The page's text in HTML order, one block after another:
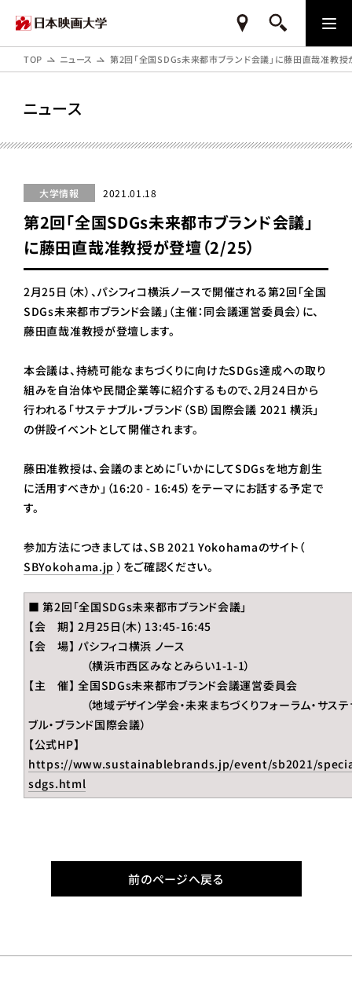
TOP ニュース 第2回「全国SDGs未来都市ブランド会議」に藤田直哉准教授
ニュース
大学情報 2021.01.18
第2回「全国SDGs未来都市ブランド会議」
に藤田直哉准教授が登壇（2/25）
2月25日（木）、パシフィコ横浜ノースで開催される第2回「全国
SDGs未来都市ブランド会議」（主催：同会議運営委員会）に、
藤田直哉准教授が登壇します。
本会議は、持続可能なまちづくりに向けたSDGs達成への取り
組みを自治体や民間企業等に紹介するもので、2月24日から
行われる「サステナブル・ブランド（SB）国際会議 2021 横浜」
の併設イベントとして開催されます。
藤田准教授は、会議のまとめに「いかにしてSDGsを地方創生
に活用すべきか」（16:20 - 16:45）をテーマにお話する予定で
す。
参加方法につきましては、SB 2021 Yokohamaのサイト（
SBYokohama.jp ）をご確認ください。
■ 第2回「全国SDGs未来都市ブランド会議」
【会 期】 2月25日(木) 13:45-16:45
【会 場】 パシフィコ横浜 ノース
（横浜市西区みなとみらい1-1-1）
【主 催】 全国SDGs未来都市ブランド会議運営委員会
（地域デザイン学会・未来まちづくりフォーラム・サステ
ブル・ブランド国際会議）
【公式HP】
https://www.sustainablebrands.jp/event/sb2021/
sdgs.html
前のページへ戻る